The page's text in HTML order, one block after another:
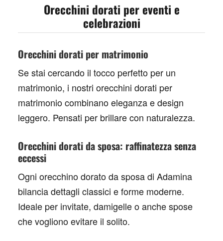
Orecchini dorati per eventi e
celebrazioni
Orecchini dorati per matrimonio
Se stai cercando il tocco perfetto per un
matrimonio, i nostri orecchini dorati per
matrimoniocombinano eleganza e design
leggero. Pensati per brillare con naturalezza.
Orecchini dorati da sposa: raffinatezza senza
eccessi
Ogni orecchino dorato da sposadi Adamina
bilancia dettagli classici e forme moderne.
Ideale per invitate, damigelle o anche spose
che vogliono evitare il solito.